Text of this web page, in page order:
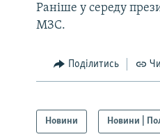
Раніше у середу
МЗС.
Поділитись
Новини Новини |